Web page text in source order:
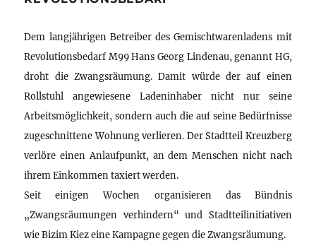
Dem langjährigen Betreiber des Gemischtwarenladens mit
Revolutionsbedarf M99 Hans Georg Lindenau, genannt HG,
droht die Zwangsräumung. Damit würde der auf einen
Rollstuhl angewiesene Ladeninhaber nicht nur seine
Arbeitsmöglichkeit, sondern auch die auf seine Bedürfnisse
zugeschnittene Wohnung verlieren. Der Stadtteil Kreuzberg
verlöre einen Anlaufpunkt, an dem Menschen nicht nach
ihrem Einkommen taxiert werden.
Seit einigen Wochen organisieren das Bündnis
„Zwangsräumungen verhindern“ und Stadtteilinitiativen
wie Bizim Kiez eine Kampagne gegen die Zwangsräumung.